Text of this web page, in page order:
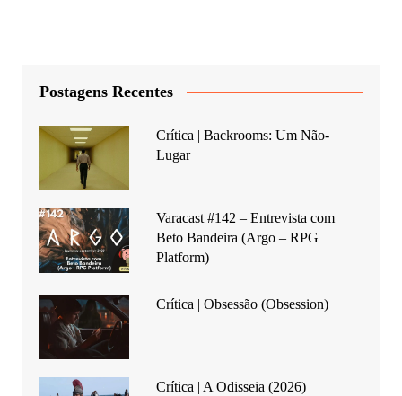
Postagens Recentes
Crítica | Backrooms: Um Não-
Lugar
Varacast #142 – Entrevista com
Beto Bandeira (Argo – RPG
Platform)
Crítica | Obsessão (Obsession)
Crítica | A Odisseia (2026)